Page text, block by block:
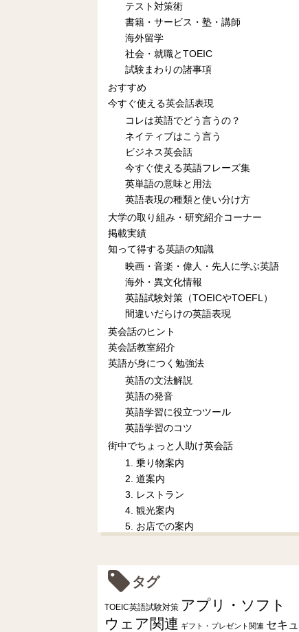
テスト対策術
書籍・サービス・塾・講師
海外留学
社会・就職とTOEIC
試験まわりの諸事項
おすすめ
今すぐ使える英会話表現
コレは英語でどう言うの？
ネイティブはこう言う
ビジネス英会話
今すぐ使える英語フレーズ集
英単語の意味と用法
英語表現の種類と使い分け方
大学の取り組み・研究紹介コーナー
掲載実績
知って得する英語の知識
映画・音楽・偉人・先人に学ぶ英語
海外・異文化情報
英語試験対策（TOEICやTOEFL）
間違いだらけの英語表現
英会話のヒント
英会話教室紹介
英語が身につく勉強法
英語の文法解説
英語の発音
英語学習に役立つツール
英語学習のコツ
街中でちょっと人助け英会話
1. 乗り物案内
2. 道案内
3. レストラン
4. 観光案内
5. お店での案内
タグ
TOEIC英語試験対策 アプリ・ソフト
ウェア関連 ギフト・プレゼント関連 セキュ